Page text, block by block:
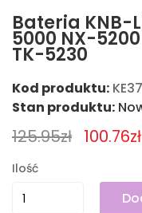
Bateria KNB-
5000 NX-
TK-5230
Kod produktu:
Stan produktu:
125.95zł 100.76zł
Ilość